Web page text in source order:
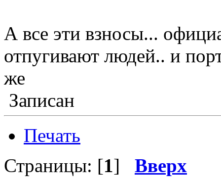
А все эти взносы...
отпугивают людей.. и
же
Записан
Печать
Страницы: [1] Вверх